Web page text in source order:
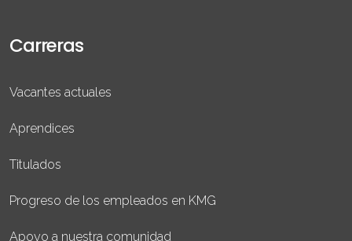
Carreras
Vacantes actuales
Aprendices
Titulados
Progreso de los empleados en KMG
Apoyo a nuestra comunidad